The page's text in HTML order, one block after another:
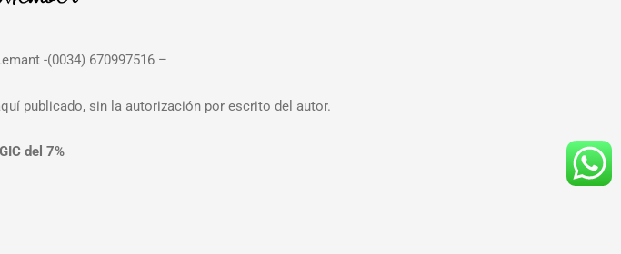
-(0034) 670997516 –
publicado, sin la autorización por escrito del autor.
del 7%